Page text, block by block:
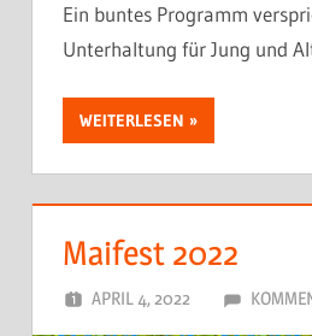
Ein buntes Programm
Unterhaltung für Jung und
WEITERLESEN
Maifest 2022
APRIL 4, 2022